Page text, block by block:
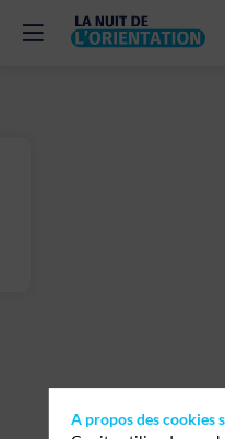
A propos des cookies